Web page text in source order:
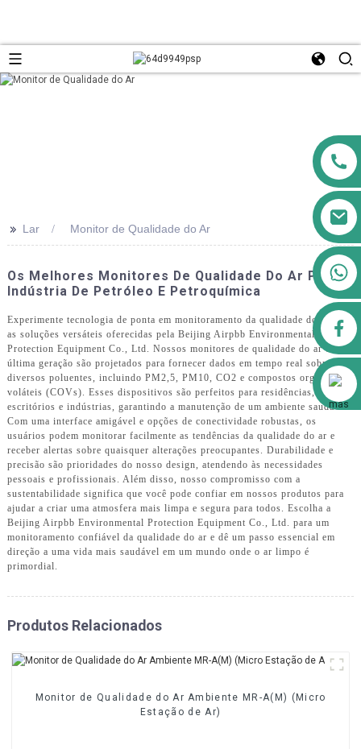
airppb123@gmail.com
Alibaba
>> Lar Monitor de Qualidade do Ar
Os Melhores Monitores De Qualidade Do Ar Para A
Indústria De Petróleo E Petroquímica
Experimente tecnologia de ponta em monitoramento da qualidade do ar com
as soluções versáteis oferecidas pela Beijing Airpbb Environmental
Protection Equipment Co., Ltd. Nossos monitores de qualidade do ar de
última geração são projetados para fornecer dados em tempo real sobre
diversos poluentes, incluindo PM2,5, PM10, CO2 e compostos orgânicos
voláteis (COVs). Esses dispositivos são perfeitos para residências,
escritórios e indústrias, garantindo a manutenção de um ambiente saudável.
Com uma interface amigável e opções de conectividade robustas, os
usuários podem monitorar facilmente as tendências da qualidade do ar e
receber alertas sobre quaisquer alterações preocupantes. Durabilidade e
precisão são prioridades do nosso design, atendendo às necessidades
pessoais e profissionais. Além disso, nosso compromisso com a
sustentabilidade significa que você pode confiar em nossos produtos para
ajudar a criar uma atmosfera mais limpa e segura para todos. Escolha a
Beijing Airpbb Environmental Protection Equipment Co., Ltd. para um
monitoramento confiável da qualidade do ar e dê um passo essencial em
direção a uma vida mais saudável em um mundo onde o ar limpo é
primordial.
Produtos Relacionados
Monitor de Qualidade do Ar Ambiente MR-A(M) (Micro
Estação de Ar)